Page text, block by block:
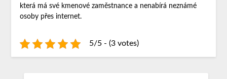
která má své kmenové zaměstnance a nenabírá neznámé
osoby přes internet.
5/5 - (3 votes)